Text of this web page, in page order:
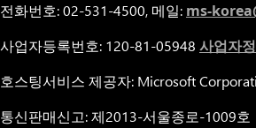
전화번호: 02-531-4500, 메일: ms-
사업자등록번호: 120-81-05948 사업자
호스팅서비스 제공자: Microsoft
통신판매신고: 제2013-서울종로-1009호